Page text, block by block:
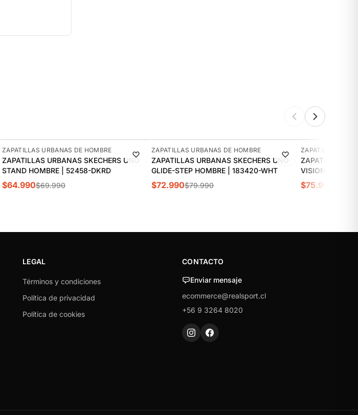
-7%
ZAPATILLAS URBANAS DE HOMBRE
ZAPATILLAS URBANAS SKECHERS UNO
STAND HOMBRE | 52458-DKRD
$64.990$69.990
-9%
ZAPATILLAS URBANAS DE HOMBRE
ZAPATILLAS URBANAS SKECHERS UNO
GLIDE-STEP HOMBRE | 183420-WHT
$72.990$79.990
-16%
ZAPATILLAS
ZAPATILLAS
VISION LOW
$75.990
LEGAL
Términos y condiciones
Política de privacidad
Política de cookies
CONTACTO
Enviar mensaje
ecommerce@realsport.cl
+56 9 3264 8020